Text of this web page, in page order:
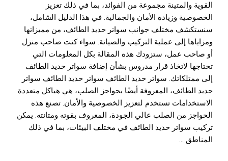
القوية والمتينة مجموعة من الفوائد، بما في ذلك تعزيز
الخصوصية وزيادة الأمان والجمالية. في هذا الدليل الشامل،
سنستكشف مختلف جوانب سواتر حديد الطائف، من مميزاتها
ومزاياها إلى عملية التركيب والصيانة. سواء كنت صاحب منزل
أو صاحب عمل، ستزودك هذه المقالة بكل المعلومات التي
تحتاجها لاتخاذ قرار مدروس بشأن إضافة سواتر حديد الطائف
إلى ممتلكاتك. سواتر حديد الطائف سواتر حديد الطائف سواتر
حديد الطائف، المعروفة أيضًا بحواجز الصلب، هي هياكل متعددة
الاستخدامات تستخدم لتعزيز الخصوصية والأمان. تصنع هذه
الحواجز من الصلب عالي الجودة، المعروف بقوته ومتانته. يمكن
تركيب سواتر حديد الطائف في مختلف البيئات، بما في ذلك
المناطق ...